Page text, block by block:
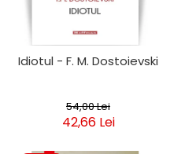
Idiotul - F. M. Dostoievski
54,00 Lei
42,66 Lei